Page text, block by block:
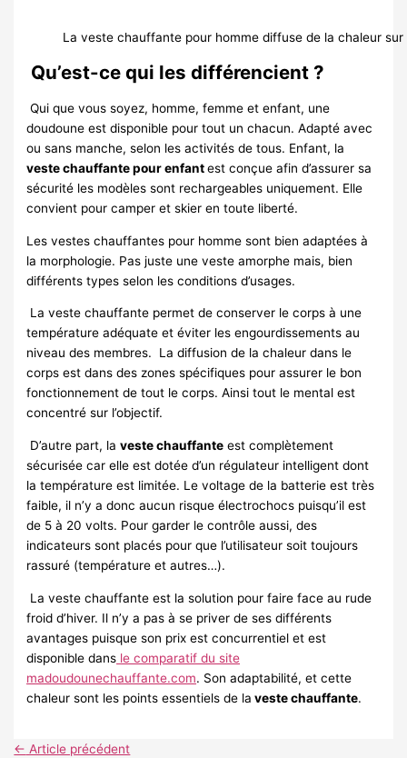
La veste chauffante pour homme diffuse de la chaleur
Qu’est-ce qui les différencient ?
Qui que vous soyez, homme, femme et enfant, une
doudoune est disponible pour tout un chacun. Adapté avec
ou sans manche, selon les activités de tous. Enfant, la
veste chauffante pour enfantest conçue afin d’assurer sa
sécurité les modèles sont rechargeables uniquement. Elle
convient pour camper et skier en toute liberté.
Les vestes chauffantes pour homme sont bien adaptées à
la morphologie. Pas juste une veste amorphe mais, bien
différents types selon les conditions d’usages.
La veste chauffante permet de conserver le corps à une
température adéquate et éviter les engourdissements au
niveau des membres. La diffusion de la chaleur dans le
corps est dans des zones spécifiques pour assurer le bon
fonctionnement de tout le corps. Ainsi tout le mental est
concentré sur l’objectif.
D’autre part, laveste chauffante est complètement
sécurisée car elle est dotée d’un régulateur intelligent dont
la température est limitée. Le voltage de la batterie est très
faible, il n’y a donc aucun risque électrochocs puisqu’il est
de 5 à 20 volts. Pour garder le contrôle aussi, des
indicateurs sont placés pour que l’utilisateur soit toujours
rassuré (température et autres…).
La veste chauffante est la solution pour faire face au rude
froid d’hiver. Il n’y a pas à se priver de ses différents
avantages puisque son prix est concurrentiel et est
disponible dans le comparatif du site
madoudounechauffante.com. Son adaptabilité, et cette
chaleur sont les points essentiels de la veste chauffante.
← Article précédent